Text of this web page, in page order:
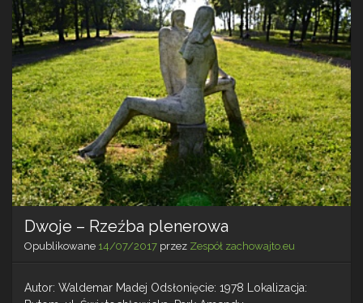
Dwoje – Rzeźba plenerowa
Opublikowane 14/07/2017 przez Zespół zachowajto.eu
Autor: Waldemar Madej Odsłonięcie: 1978 Lokalizacja: